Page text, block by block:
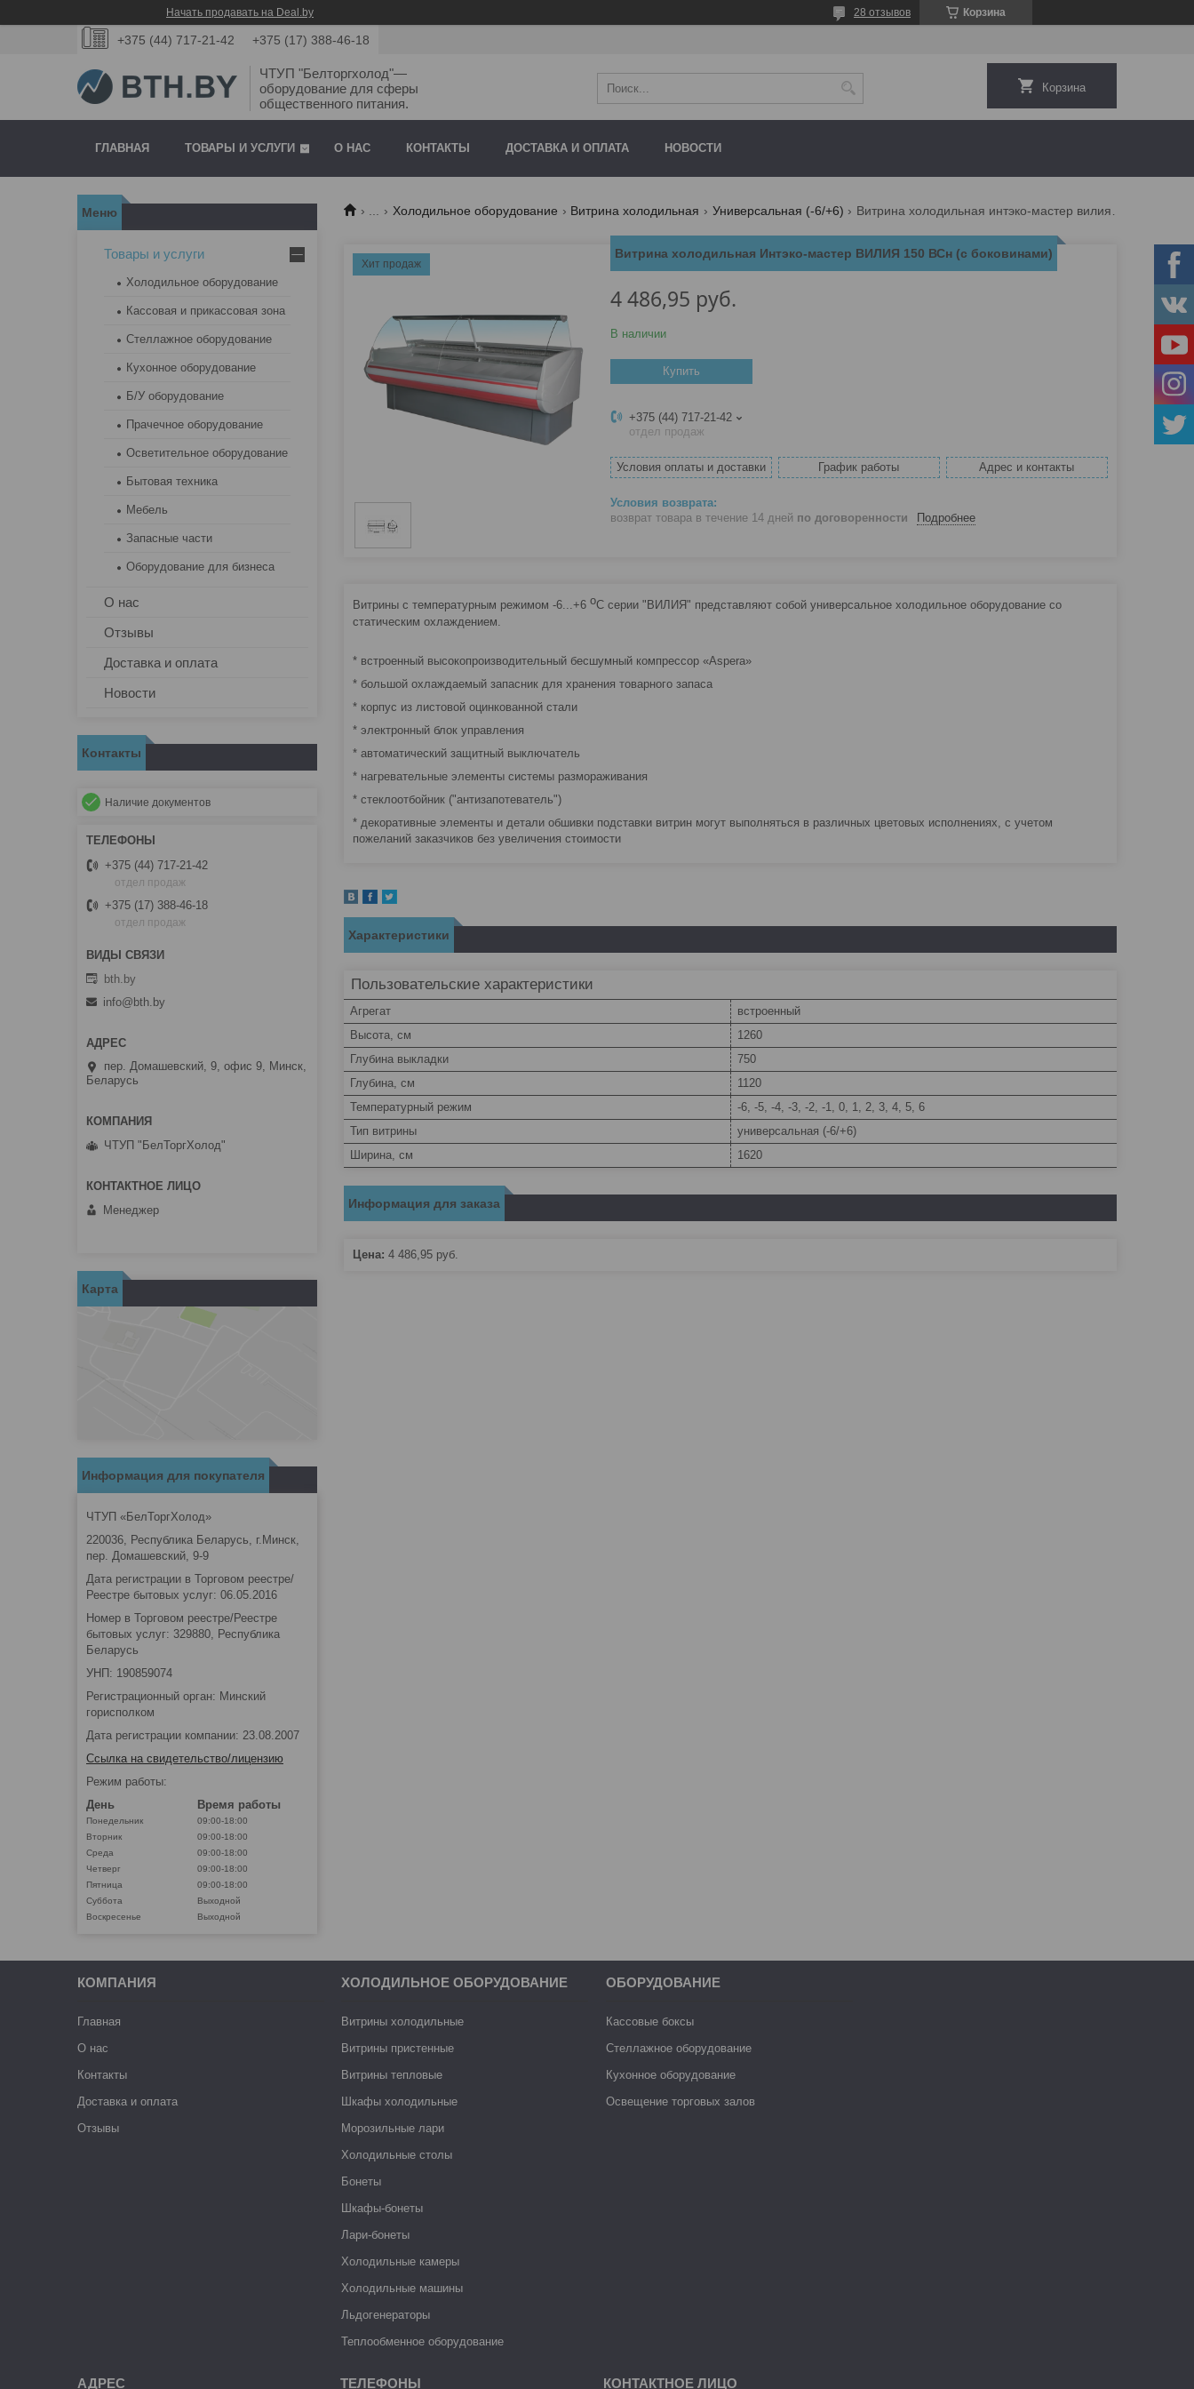
Начать продавать на Deal.by Корзина
28 отзывов
+375 (44) 717-21-42 +375 (17) 388-46-18
ЧТУП "Белторгхолод"—
оборудование для сферы
общественного питания.
Корзина
ГЛАВНАЯ ТОВАРЫ И УСЛУГИ О НАС КОНТАКТЫ ДОСТАВКА И ОПЛАТА НОВОСТИ
... Холодильное оборудование Витрина холодильная Универсальная (-6/+6) Витрина холодильная интэко-мастер вилия 150 всн (с боковинами)
Хит продаж
Витрина холодильная Интэко-мастер ВИЛИЯ 150 ВСн (с боковинами)
4 486,95 руб.
В наличии
Купить
+375 (44) 717-21-42
отдел продаж
Условия оплаты и доставки График работы Адрес и контакты
возврат товара в течение 14 дней по договоренности Подробнее
Витрины с температурным режимом -6...+6 оС серии "ВИЛИЯ" представляют собой универсальное холодильное оборудование со
статическим охлаждением.
* встроенный высокопроизводительный бесшумный компрессор «Aspera»
* большой охлаждаемый запасник для хранения товарного запаса
* корпус из листовой оцинкованной стали
* электронный блок управления
* автоматический защитный выключатель
* нагревательные элементы системы размораживания
* стеклоотбойник ("антизапотеватель")
* декоративные элементы и детали обшивки подставки витрин могут выполняться в различных цветовых исполнениях, с учетом
пожеланий заказчиков без увеличения стоимости
Характеристики
Пользовательские характеристики
Агрегат
встроенный
Высота, см
1260
Глубина выкладки
750
Глубина, см
1120
Температурный режим
-6, -5, -4, -3, -2, -1, 0, 1, 2, 3, 4, 5, 6
Тип витрины
универсальная (-6/+6)
Ширина, см
1620
Информация для заказа
Цена: 4 486,95 руб.
Товары и услуги
Холодильное оборудование
Кассовая и прикассовая зона
Стеллажное оборудование
Кухонное оборудование
Б/У оборудование
Прачечное оборудование
Осветительное оборудование
Бытовая техника
Мебель
Запасные части
Оборудование для бизнеса
О нас
Отзывы
Доставка и оплата
Новости
Контакты
Наличие документов
+375 (44) 717-21-42
отдел продаж
+375 (17) 388-46-18
отдел продаж
bth.by
info@bth.by
пер. Домашевский, 9, офис 9, Минск,
Беларусь
ЧТУП "БелТоргХолод"
Менеджер
Карта
Информация для покупателя
ЧТУП «БелТоргХолод»
220036, Республика Беларусь, г.Минск,
пер. Домашевский, 9-9
Дата регистрации в Торговом реестре/
Реестре бытовых услуг: 06.05.2016
Номер в Торговом реестре/Реестре
бытовых услуг: 329880, Республика
Беларусь
УНП: 190859074
Регистрационный орган: Минский
горисполком
Дата регистрации компании: 23.08.2007
Ссылка на свидетельство/лицензию
Режим работы:
День
Время работы
Понедельник
09:00-18:00
Вторник
09:00-18:00
Среда
09:00-18:00
Четверг
09:00-18:00
Пятница
09:00-18:00
Суббота
Выходной
Воскресенье
Выходной
КОМПАНИЯ
Главная
О нас
Контакты
Доставка и оплата
Отзывы
ХОЛОДИЛЬНОЕ ОБОРУДОВАНИЕ
Витрины холодильные
Витрины пристенные
Витрины тепловые
Шкафы холодильные
Морозильные лари
Холодильные столы
Бонеты
Шкафы-бонеты
Лари-бонеты
Холодильные камеры
Холодильные машины
Льдогенераторы
Теплообменное оборудование
ОБОРУДОВАНИЕ
Кассовые боксы
Стеллажное оборудование
Кухонное оборудование
Освещение торговых залов